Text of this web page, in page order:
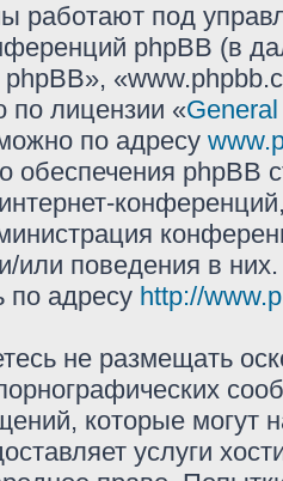
под
phpBB (в
phpBB»,
по лицензии «
по адресу
обеспечения phpBB
или поведения в
по адресу http://
не размещать
которые могут
услуги